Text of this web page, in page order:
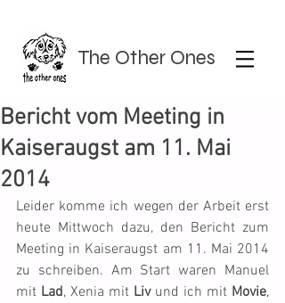
The Other Ones
Bericht vom Meeting in
Kaiseraugst am 11. Mai
2014
Leider komme ich wegen der Arbeit erst
heute Mittwoch dazu, den Bericht zum
Meeting in Kaiseraugst am 11. Mai 2014
zu schreiben. Am Start waren Manuel
mit Lad, Xenia mit Liv und ich mit Movie